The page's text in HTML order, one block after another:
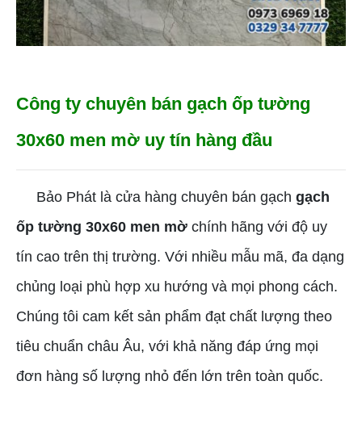
Công ty chuyên bán gạch ốp tường
30x60 men mờ uy tín hàng đầu
Bảo Phát là cửa hàng chuyên bán gạch gạch
ốp tường 30x60 men mờ chính hãng với độ uy
tín cao trên thị trường. Với nhiều mẫu mã, đa dạng
chủng loại phù hợp xu hướng và mọi phong cách.
Chúng tôi cam kết sản phẩm đạt chất lượng theo
tiêu chuẩn châu Âu, với khả năng đáp ứng mọi
đơn hàng số lượng nhỏ đến lớn trên toàn quốc.